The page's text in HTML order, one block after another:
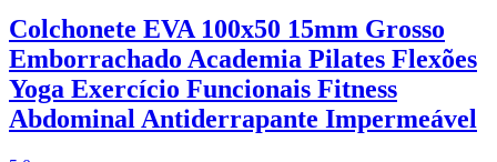
Colchonete EVA 100x50 15mm Grosso
Emborrachado Academia Pilates Flexões
Yoga Exercício Funcionais Fitness
Abdominal Antiderrapante Impermeável